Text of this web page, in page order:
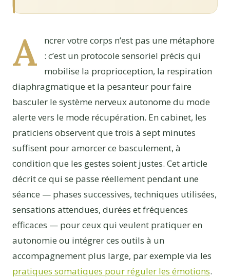
A
ncrer votre corps n’est pas une métaphore
: c’est un protocole sensoriel précis qui
mobilise la proprioception, la respiration
diaphragmatique et la pesanteur pour faire
basculer le système nerveux autonome du mode
alerte vers le mode récupération. En cabinet, les
praticiens observent que trois à sept minutes
suffisent pour amorcer ce basculement, à
condition que les gestes soient justes. Cet article
décrit ce qui se passe réellement pendant une
séance — phases successives, techniques utilisées,
sensations attendues, durées et fréquences
efficaces — pour ceux qui veulent pratiquer en
autonomie ou intégrer ces outils à un
accompagnement plus large, par exemple via les
pratiques somatiques pour réguler les émotions.